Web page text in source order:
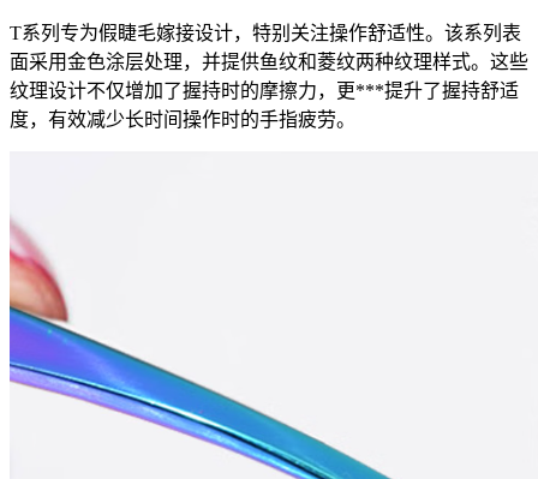
T系列专为假睫毛嫁接设计，特别关注操作舒适性。该系列表
面采用金色涂层处理，并提供鱼纹和菱纹两种纹理样式。这些
纹理设计不仅增加了握持时的摩擦力，更***提升了握持舒适
度，有效减少长时间操作时的手指疲劳。